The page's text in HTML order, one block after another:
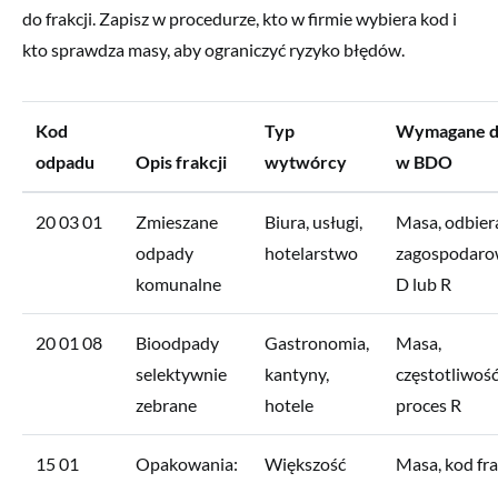
do frakcji. Zapisz w procedurze, kto w firmie wybiera kod i
kto sprawdza masy, aby ograniczyć ryzyko błędów.
Kod
odpadu
Opis frakcji
Typ
wytwórcy
Wymagane
w BDO
20 03 01
Zmieszane
odpady
komunalne
Biura, usługi,
hotelarstwo
Masa,
D lub R
20 01 08
Bioodpady
selektywnie
zebrane
Gastronomia,
kantyny,
hotele
Masa,
proces R
15 01
Opakowania:
Większość
Masa, kod